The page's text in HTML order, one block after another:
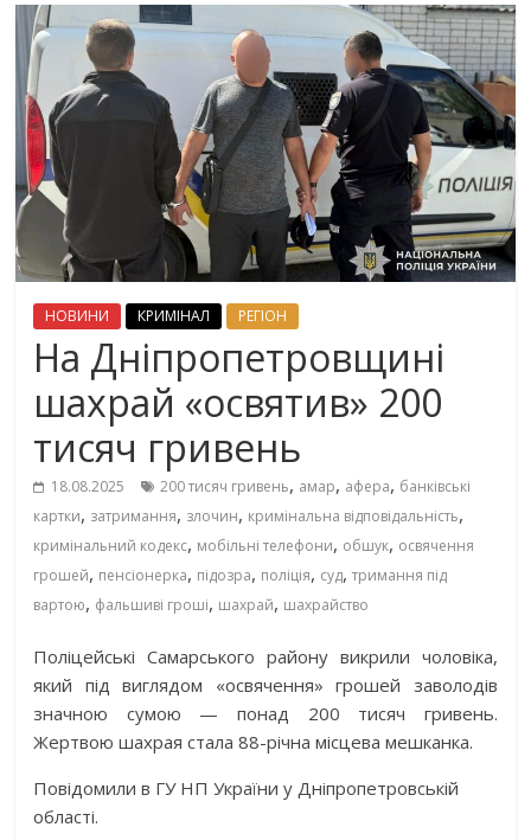
НОВИНИ КРИМІНАЛ РЕГІОН
На Дніпропетровщині
шахрай «освятив» 200
тисяч гривень
18.08.2025 200 тисяч гривень, амар, афера, банківські
картки, затримання, злочин, кримінальна відповідальність,
кримінальний кодекс, мобільні телефони, обшук, освячення
грошей, пенсіонерка, підозра, поліція, суд,тримання під
вартою, фальшиві гроші, шахрай, шахрайство
Поліцейські Самарського району викрили чоловіка,
який під виглядом «освячення» грошей заволодів
значною сумою — понад 200 тисяч гривень.
Жертвою шахрая стала 88-річна місцева мешканка.
Повідомили в ГУ НП України у Дніпропетровській
області.